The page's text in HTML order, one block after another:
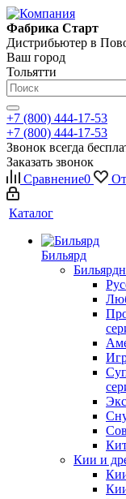
Фабрика Старт
Дистрибьютер в
Ваш город
Тольятти
+7 (800) 444-17-53
+7 (800) 444-17-53
Звонок всегда
Заказать звонок
Сравнение0
Каталог
Бильярд
Кии и